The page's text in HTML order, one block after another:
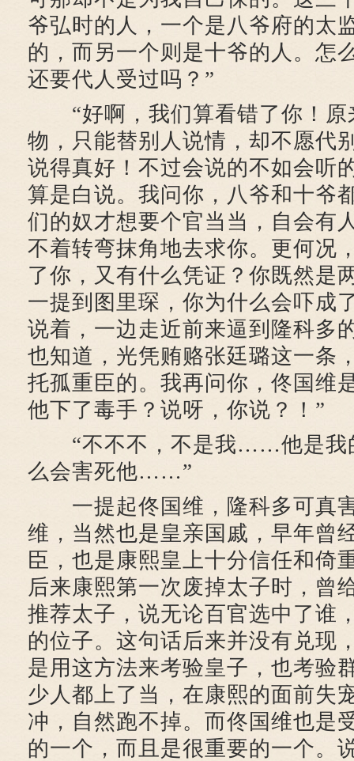
爷弘时的人，一个是八爷府的太
的，而另一个则是十爷的人。怎
还要代人受过吗？”
“好啊，我们算看错了你！原
物，只能替别人说情，却不愿代
说得真好！不过会说的不如会听
算是白说。我问你，八爷和十爷
们的奴才想要个官当当，自会有
不着转弯抹角地去求你。更何况
了你，又有什么凭证？你既然是
一提到图里琛，你为什么会吓成
说着，一边走近前来逼到隆科多
也知道，光凭贿赂张廷璐这一条
托孤重臣的。我再问你，佟国维
他下了毒手？说呀，你说？！”
“不不不，不是我……他是我
么会害死他……”
一提起佟国维，隆科多可真
维，当然也是皇亲国戚，早年曾
臣，也是康熙皇上十分信任和倚
后来康熙第一次废掉太子时，曾
推荐太子，说无论百官选中了谁
的位子。这句话后来并没有兑现
是用这方法来考验皇子，也考验
少人都上了当，在康熙的面前失
冲，自然跑不掉。而佟国维也是
的一个，而且是很重要的一个。